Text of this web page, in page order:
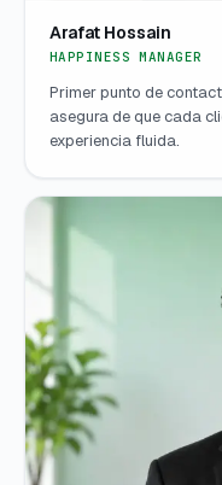
Arafat Hossain
HAPPINESS MANAGER
Primer punto de
asegura de que cada
experiencia fluida.